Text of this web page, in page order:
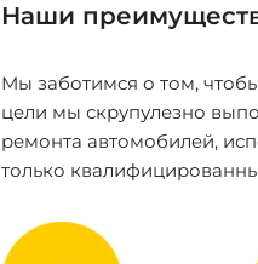
Наши
Мы заботимся о том,
цели мы скрупулезно
ремонта автомобилей,
только